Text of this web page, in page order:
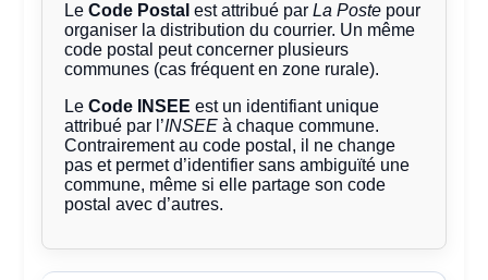
LeCode Postal est attribué parLa Poste pour
organiser la distribution du courrier. Un même
code postal peut concerner plusieurs
communes (cas fréquent en zone rurale).
LeCode INSEE est un identifiant unique
attribué par l’INSEE à chaque commune.
Contrairement au code postal, il ne change
pas et permet d’identifier sans ambiguïté une
commune, même si elle partage son code
postal avec d’autres.